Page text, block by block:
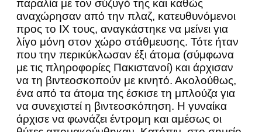
παραλία με τον σύζυγό της και καθώς
αναχώρησαν από την πλαζ, κατευθυνόμενοι
προς το ΙΧ τους, αναγκάστηκε να μείνει για
λίγο μόνη στον χώρο στάθμευσης. Τότε ήταν
που την περικύκλωσαν έξι άτομα (σύμφωνα
με τις πληροφορίες Πακιστανοί) και άρχισαν
να τη βιντεοσκοπούν με κινητό. Ακολούθως,
ένα από τα άτομα της έσκισε τη μπλούζα για
να συνεχιστεί η βιντεοσκόπηση. Η γυναίκα
άρχισε να φωνάζει έντρομη και αμέσως οι